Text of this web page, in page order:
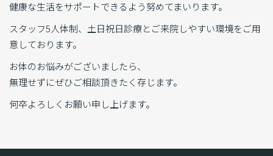
健康な生活をサポートできるよう努めてまいります。
スタッフ5人体制、土日祝日診療とご来院しやすい環境をご用
意しております。
お体のお悩みがございましたら、
無理せずにぜひご相談頂きたく存じます。
何卒よろしくお願い申し上げます。